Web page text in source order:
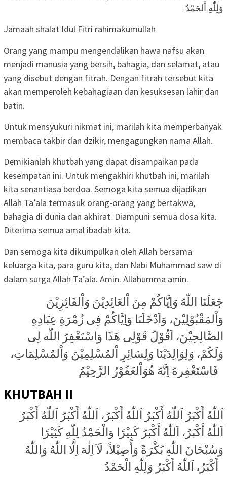
وَلِلّٰهِ اْلحَمْدُ
Jamaah shalat Idul Fitri rahimakumullah
Orang yang mampu mengendalikan hawa nafsu akan
menjadi manusia yang bersih, bahagia, dan selamat, atau
yang disebut dengan fitrah. Dengan fitrah tersebut kita
akan memperoleh kebahagiaan dan kesuksesan lahir dan
batin.
Untuk mensyukuri nikmat ini, marilah kita memperbanyak
membaca takbir dan dzikir, mengagungkan nama Allah.
Demikianlah khutbah yang dapat disampaikan pada
kesempatan ini. Untuk mengakhiri khutbah ini, marilah
kita senantiasa berdoa. Semoga kita semua dijadikan
Allah Ta’ala termasuk orang-orang yang bertakwa,
bahagia di dunia dan akhirat. Diampuni semua dosa kita.
Diterima semua amal ibadah kita.
Dan semoga kita dikumpulkan oleh Allah bersama
keluarga kita, para guru kita, dan Nabi Muhammad saw di
dalam surga Allah Ta’ala. Amin. Allahumma amin.
وَاْلمَقْبُوْلِيْنَ، وَاَدْخَلَنَا وَاِيَّاكُمْ فِى زُمْرَةِ عِبَادِهِ
الصَّالِحِيْنَ، اَقُوْلُ قَوْلِى هَذَا وَاسْتَغْفِرُ اللّٰه لِى
وَلَكُمْ، وَلِوَالِدَيْنَا وَلِسَائِرِ اْلمُسْلِمِيْنَ وَاْلمُسْلِمَاتِ،
KHUTBAH II
اَللّٰهُ أَكْبَرُ، اَللّٰهُ أَكْبَرُ كَبِيْرًا وَالْحَمْدُ لِلّٰهِ كَثِيْرًا
وَسُبْحَانَ اللّٰهِ بُكْرَةً وَأَصِيْلاً، لَآ اِلٰهَ اِلَّا اللّٰهُ وَاللّٰهُ